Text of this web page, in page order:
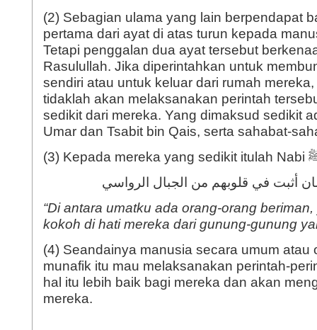
(2) Sebagian ulama yang lain berpendapat
pertama dari ayat di atas turun kepada
Tetapi penggalan dua ayat tersebut
Rasulullah. Jika diperintahkan untuk
sendiri atau untuk keluar dari rumah
tidaklah akan melaksanakan perintah
sedikit dari mereka. Yang dimaksud sedikit
Umar dan Tsabit bin Qais, serta sahabat-
أثبت في قلوبهم من الجبال الرواسي
“Di antara umatku ada orang-orang
kokoh di hati mereka dari gunung-gunung
(4) Seandainya manusia secara umum atau
munafik itu mau melaksanakan perintah-
hal itu lebih baik bagi mereka dan akan
mereka.